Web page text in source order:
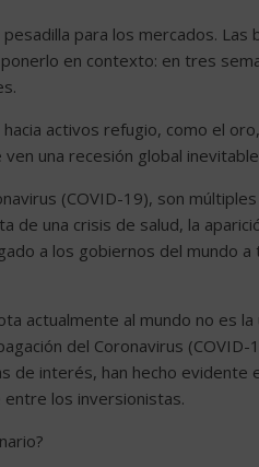
para los mercados.
en contexto: en tres
activos refugio, como el
una recesión global
(COVID-19), son
de una crisis de salud, la
a los gobiernos del mundo
actualmente al mundo no es
del Coronavirus
de interés, han hecho evidente
los inversionistas.